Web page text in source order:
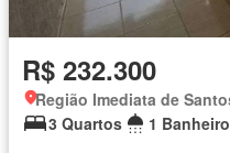
R$ 232.300
3 Quartos
1 Banheiro